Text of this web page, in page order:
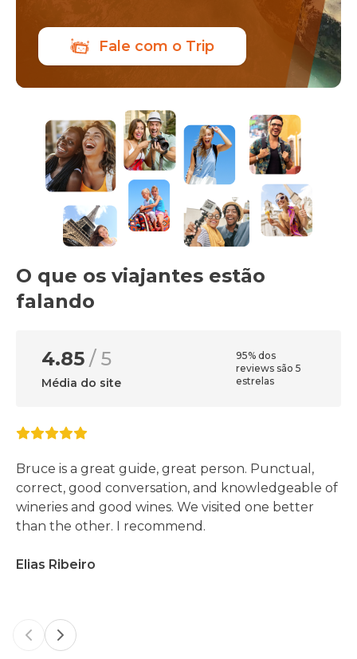
Fale com o Trip
O que os viajantes estão
falando
4.85 / 5
Média do site
95% dos
reviews são 5
estrelas
Bruce is a great guide, great person. Punctual,
correct, good conversation, and knowledgeable of
wineries and good wines. We visited one better
than the other. I recommend.
Elias Ribeiro
Previous slide
Next slide